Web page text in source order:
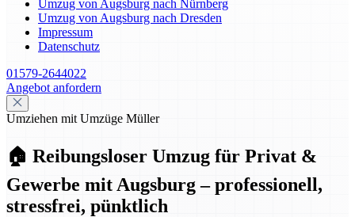
Umzug von Augsburg nach Nürnberg
Umzug von Augsburg nach Dresden
Impressum
Datenschutz
01579-2644022
Angebot anfordern
Umziehen mit Umzüge Müller
🏠 Reibungsloser Umzug für Privat &
Gewerbe mit Augsburg – professionell,
stressfrei, pünktlich